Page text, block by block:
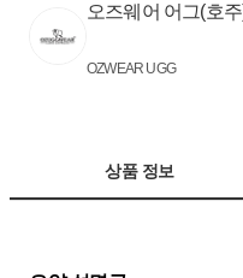
오즈웨어 어그(호
OZWEAR UGG
상품 정보